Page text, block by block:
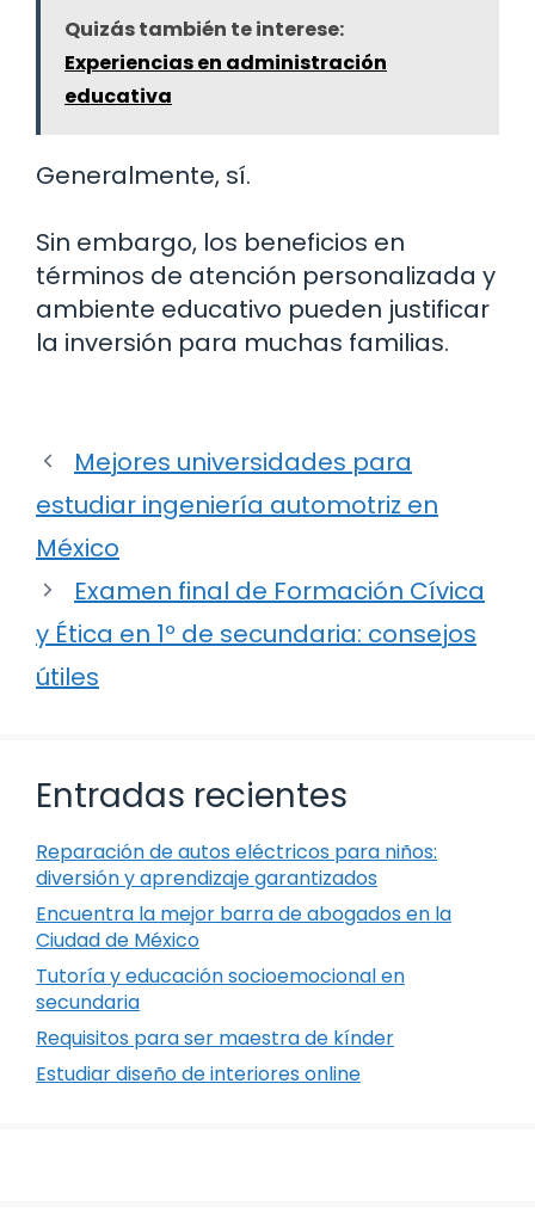
Quizás también te interese:
Experiencias en administración
educativa
Generalmente, sí.
Sin embargo, los beneficios en
términos de atención personalizada y
ambiente educativo pueden justificar
la inversión para muchas familias.
Mejores universidades para
estudiar ingeniería automotriz en
México
Examen final de Formación Cívica
y Ética en 1º de secundaria: consejos
útiles
Entradas recientes
Reparación de autos eléctricos para niños:
diversión y aprendizaje garantizados
Encuentra la mejor barra de abogados en la
Ciudad de México
Tutoría y educación socioemocional en
secundaria
Requisitos para ser maestra de kínder
Estudiar diseño de interiores online